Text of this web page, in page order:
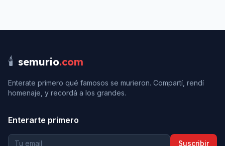
🕯️ semurio.com
Enterate primero qué famosos se murieron. Compartí, rendí
homenaje, y recordá a los grandes.
Enterarte primero
Suscribir